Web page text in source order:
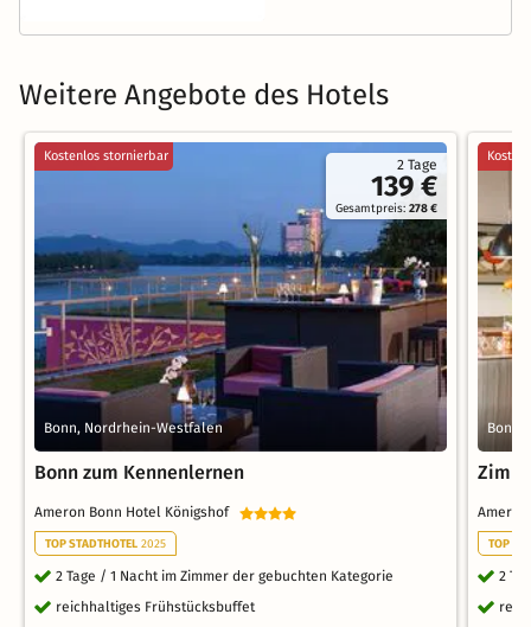
Weitere Angebote des Hotels
2 Tage
139 €
Gesamtpreis:278 €
Kostenlos stornierbar
Bonn, Nordrhein-Westfalen
Bonn zum Kennenlernen
Ameron Bonn Hotel Königshof
TOP STADTHOTEL 2025
2 Tage / 1 Nacht im Zimmer der gebuchten Kategorie
reichhaltiges Frühstücksbuffet
Bonn,
TOP
2